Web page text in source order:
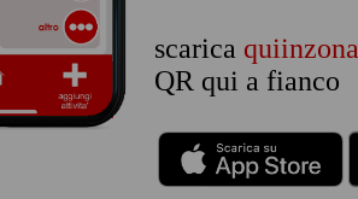
scarica quiinzona
QR qui a fianco